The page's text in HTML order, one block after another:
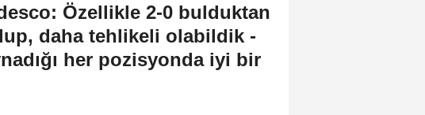
Özellikle 2-0 bulduktan
daha tehlikeli olabildik -
her pozisyonda iyi bir